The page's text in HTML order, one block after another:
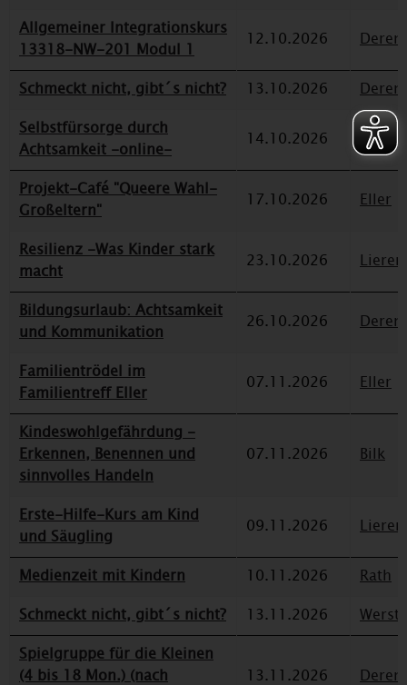
Allgemeiner Integrationskurs
13318-NW-201 Modul 1
12.10.2026
Schmeckt nicht, gibt´s nicht? 13.10.2026
Selbstfürsorge durch
Achtsamkeit -online-
14.10.2026
Projekt-Café "Queere Wahl-
Großeltern"
17.10.2026 Eller
Resilienz -Was Kinder stark
macht
23.10.2026
Bildungsurlaub: Achtsamkeit
und Kommunikation
26.10.2026
Familientrödel im
Familientreff Eller
07.11.2026 Eller
Kindeswohlgefährdung -
Erkennen, Benennen und
sinnvolles Handeln
07.11.2026 Bilk
Erste-Hilfe-Kurs am Kind
und Säugling
09.11.2026
Medienzeit mit Kindern 10.11.2026
Rath
Schmeckt nicht, gibt´s nicht?
13.11.2026
Spielgruppe für die Kleinen
(4 bis 18 Mon.) (nach
13.11.2026